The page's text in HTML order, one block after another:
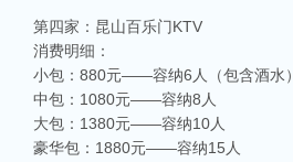
第四家：昆山百乐门KTV
消费明细：
小包：880元——容纳6人（包含酒水）
中包：1080元——容纳8人
大包：1380元——容纳10人
豪华包：1880元——容纳15人